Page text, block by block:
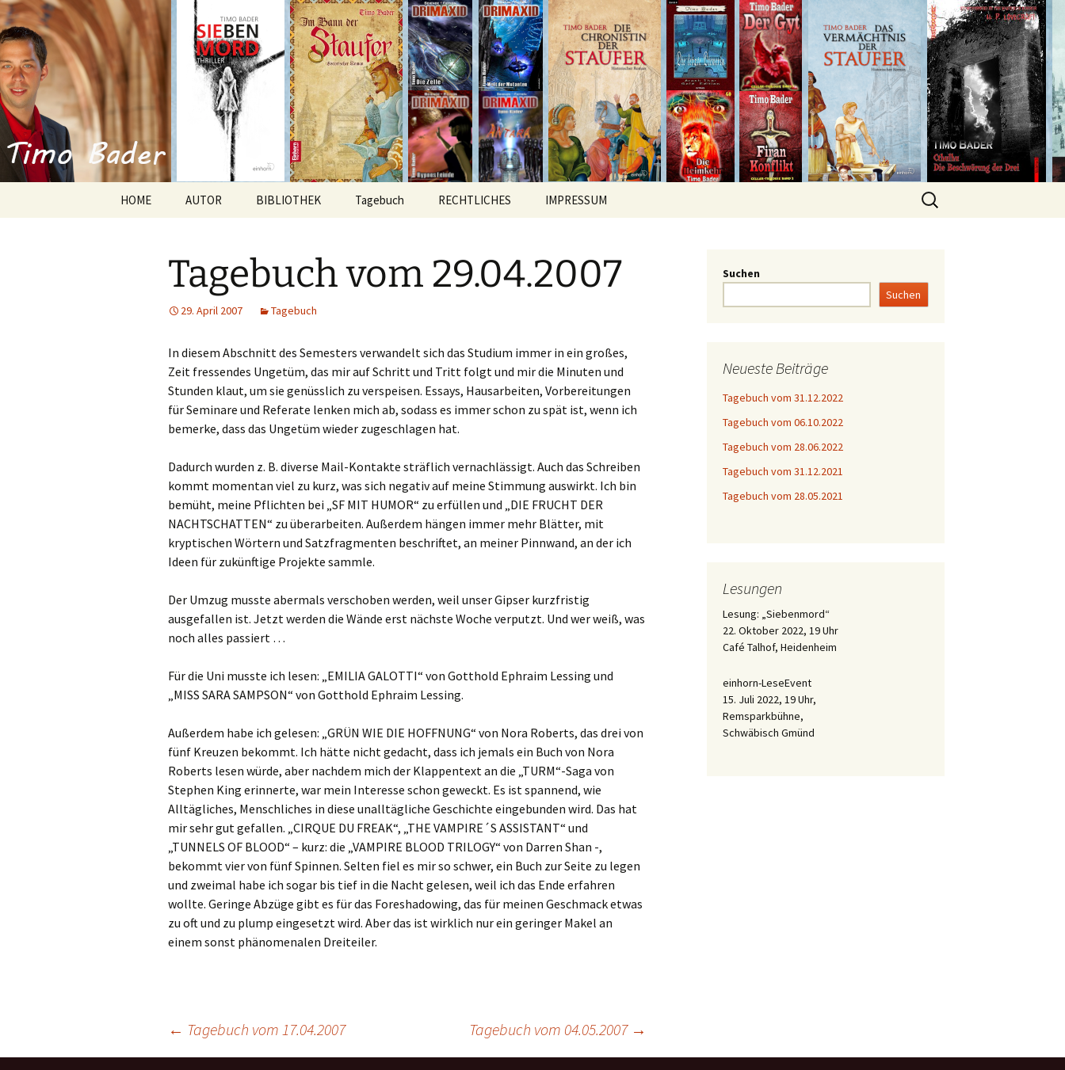
Timo Bader
Willkommen im Reich der Geschichten
HOME AUTOR BIBLIOTHEK
Anthologien
Kurzgeschichten
Tagebuch RECHTLICHES IMPRESSUM
Tagebuch vom 29.04.2007
29. April 2007 Tagebuch
In diesem Abschnitt des Semesters verwandelt sich das Studium immer in ein großes,
Zeit fressendes Ungetüm, das mir auf Schritt und Tritt folgt und mir die Minuten und
Stunden klaut, um sie genüsslich zu verspeisen. Essays, Hausarbeiten, Vorbereitungen
für Seminare und Referate lenken mich ab, sodass es immer schon zu spät ist, wenn ich
bemerke, dass das Ungetüm wieder zugeschlagen hat.
Dadurch wurden z. B. diverse Mail-Kontakte sträflich vernachlässigt. Auch das Schreiben
kommt momentan viel zu kurz, was sich negativ auf meine Stimmung auswirkt. Ich bin
bemüht, meine Pflichten bei „SF MIT HUMOR“ zu erfüllen und „DIE FRUCHT DER
NACHTSCHATTEN“ zu überarbeiten. Außerdem hängen immer mehr Blätter, mit
kryptischen Wörtern und Satzfragmenten beschriftet, an meiner Pinnwand, an der ich
Ideen für zukünftige Projekte sammle.
Der Umzug musste abermals verschoben werden, weil unser Gipser kurzfristig
ausgefallen ist. Jetzt werden die Wände erst nächste Woche verputzt. Und wer weiß, was
noch alles passiert …
Für die Uni musste ich lesen: „EMILIA GALOTTI“ von Gotthold Ephraim Lessing und
„MISS SARA SAMPSON“ von Gotthold Ephraim Lessing.
Außerdem habe ich gelesen: „GRÜN WIE DIE HOFFNUNG“ von Nora Roberts, das drei von
fünf Kreuzen bekommt. Ich hätte nicht gedacht, dass ich jemals ein Buch von Nora
Roberts lesen würde, aber nachdem mich der Klappentext an die „TURM“-Saga von
Stephen King erinnerte, war mein Interesse schon geweckt. Es ist spannend, wie
Alltägliches, Menschliches in diese unalltägliche Geschichte eingebunden wird. Das hat
mir sehr gut gefallen. „CIRQUE DU FREAK“, „THE VAMPIRE´S ASSISTANT“ und
„TUNNELS OF BLOOD“ – kurz: die „VAMPIRE BLOOD TRILOGY“ von Darren Shan -,
bekommt vier von fünf Spinnen. Selten fiel es mir so schwer, ein Buch zur Seite zu legen
und zweimal habe ich sogar bis tief in die Nacht gelesen, weil ich das Ende erfahren
wollte. Geringe Abzüge gibt es für das Foreshadowing, das für meinen Geschmack etwas
zu oft und zu plump eingesetzt wird. Aber das ist wirklich nur ein geringer Makel an
einem sonst phänomenalen Dreiteiler.
← Tagebuch vom 17.04.2007 Tagebuch vom 04.05.2007 →
Suchen
Suchen
Neueste Beiträge
Tagebuch vom 31.12.2022
Tagebuch vom 06.10.2022
Tagebuch vom 28.06.2022
Tagebuch vom 31.12.2021
Tagebuch vom 28.05.2021
Lesungen
Lesung: „Siebenmord“
22. Oktober 2022, 19 Uhr
Café Talhof, Heidenheim
einhorn-LeseEvent
15. Juli 2022, 19 Uhr,
Remsparkbühne,
Schwäbisch Gmünd